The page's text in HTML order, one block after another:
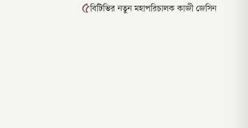
৫বিটিভির নতুন মহাপরিচালক কাজী জেসিন